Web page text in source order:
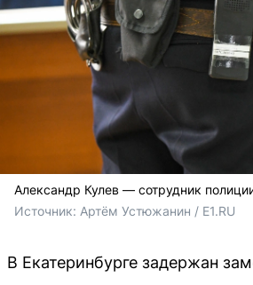
Александр Кулев — сотрудник
Источник: Артём Устюжанин / E1.RU
В Екатеринбурге задержан